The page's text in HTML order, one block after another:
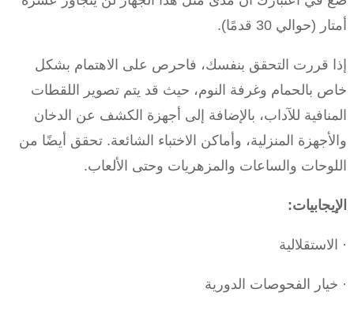
أمتار (حوالي 30 قدمًا).
إذا قررت التحقق بنفسك، فاحرص على الاهتمام بشكل
خاص بالحمام وغرفة النوم، حيث قد يتم تصوير اللقطات
المنافية للآداب، بالإضافة إلى أجهزة الكشف عن الدخان
والأجهزة المنزلية، وأماكن الاختباء الشائعة. تحقق أيضًا من
اللوحات والساعات والمزهريات وحتى الألعاب.
الإيجابيات:
· الاستقلالية
· خيار الفحوصات الدورية